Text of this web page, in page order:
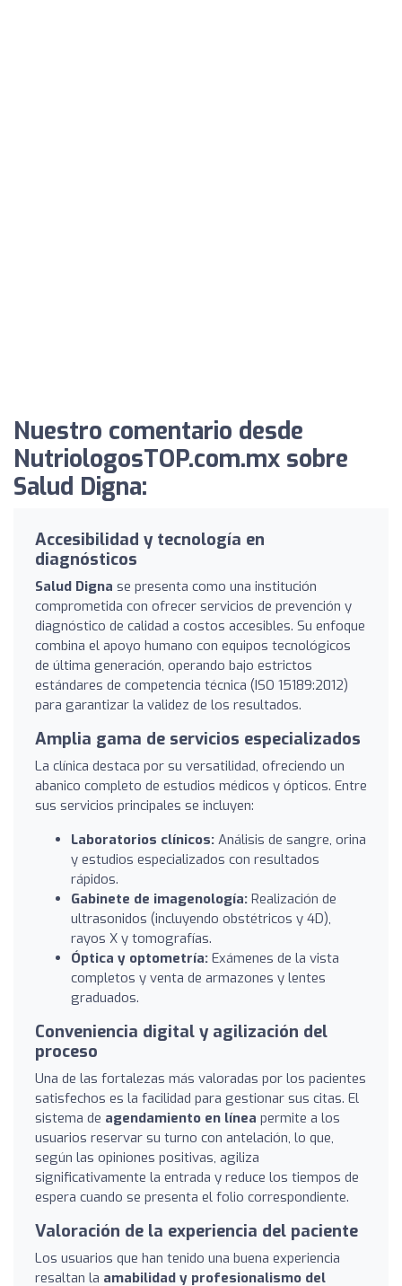
Nuestro comentario desde
NutriologosTOP.com.mx sobre
Salud Digna:
Accesibilidad y tecnología en
diagnósticos
Salud Digna se presenta como una institución
comprometida con ofrecer servicios de prevención y
diagnóstico de calidad a costos accesibles. Su enfoque
combina el apoyo humano con equipos tecnológicos
de última generación, operando bajo estrictos
estándares de competencia técnica (ISO 15189:2012)
para garantizar la validez de los resultados.
Amplia gama de servicios especializados
La clínica destaca por su versatilidad, ofreciendo un
abanico completo de estudios médicos y ópticos. Entre
sus servicios principales se incluyen:
Laboratorios clínicos: Análisis de sangre, orina
y estudios especializados con resultados
rápidos.
Gabinete de imagenología: Realización de
ultrasonidos (incluyendo obstétricos y 4D),
rayos X y tomografías.
Óptica y optometría: Exámenes de la vista
completos y venta de armazones y lentes
graduados.
Conveniencia digital y agilización del
proceso
Una de las fortalezas más valoradas por los pacientes
satisfechos es la facilidad para gestionar sus citas. El
sistema de agendamiento en línea permite a los
usuarios reservar su turno con antelación, lo que,
según las opiniones positivas, agiliza
significativamente la entrada y reduce los tiempos de
espera cuando se presenta el folio correspondiente.
Valoración de la experiencia del paciente
Los usuarios que han tenido una buena experiencia
resaltan la amabilidad y profesionalismo del